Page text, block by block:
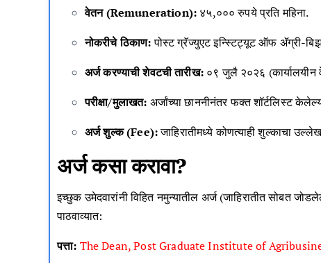
वेतन (Remuneration): ४५,००० रुपये प्रति महिना.
नोकरीचे ठिकाण:पोस्ट ग्रॅज्युएट इन्स्टिट्यूट ऑफ ॲग्री-
अर्ज करण्याची शेवटची तारीख:०९ जुलै २०२६ (कार्यालयीन
परीक्षा/मुलाखत: अर्जांच्या छाननीनंतर फक्त शॉर्टलिस्ट
अर्ज शुल्क (Fee):जाहिरातीमध्ये कोणत्याही शुल्काचा
अर्ज कसा करावा?
इच्छुक उमेदवारांनी विहित नमुन्यातील अर्ज (जाहिरातीत सोबत
पाठवाव्यात:
पत्ता: The Dean, Post Graduate Institute of